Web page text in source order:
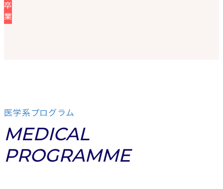
卒
業
医学系プログラム
MEDICAL
PROGRAMME